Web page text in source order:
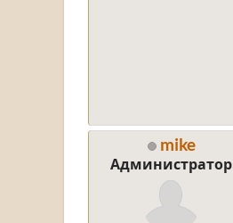
mike
Администратор